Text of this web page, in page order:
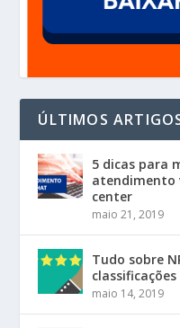
ÚLTIMOS
5 dicas para
atendimento
center
maio 21, 2019
Tudo sobre
maio 14, 2019